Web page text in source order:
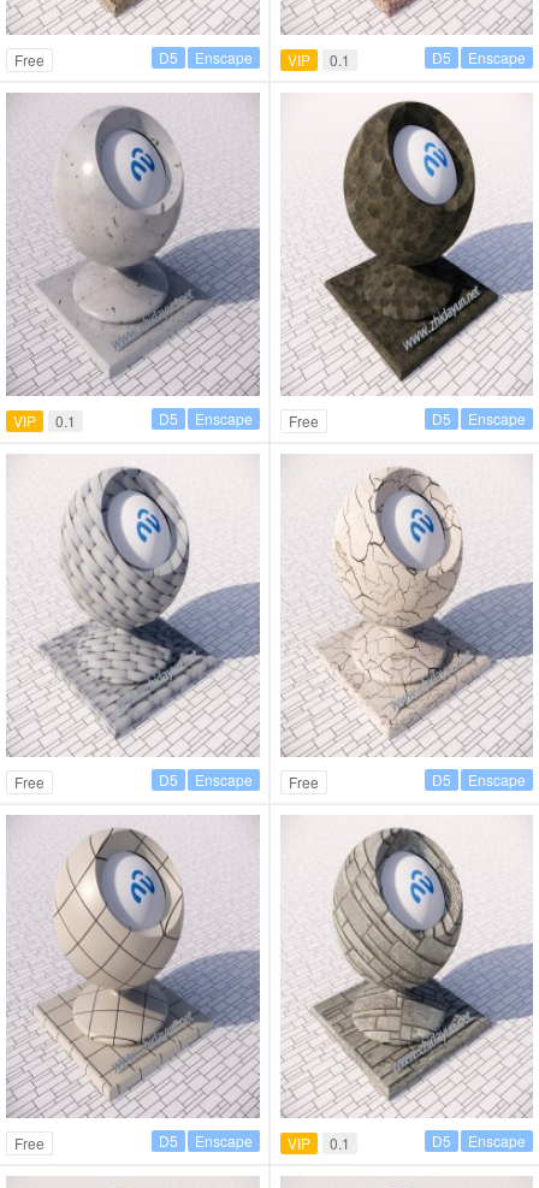
Free Enscape
D5 VIP 0.1 Enscape
D5
VIP 0.1 Enscape
D5 Free Enscape
D5
Free Enscape
D5 Free Enscape
D5
Free Enscape
D5 VIP 0.1 Enscape
D5